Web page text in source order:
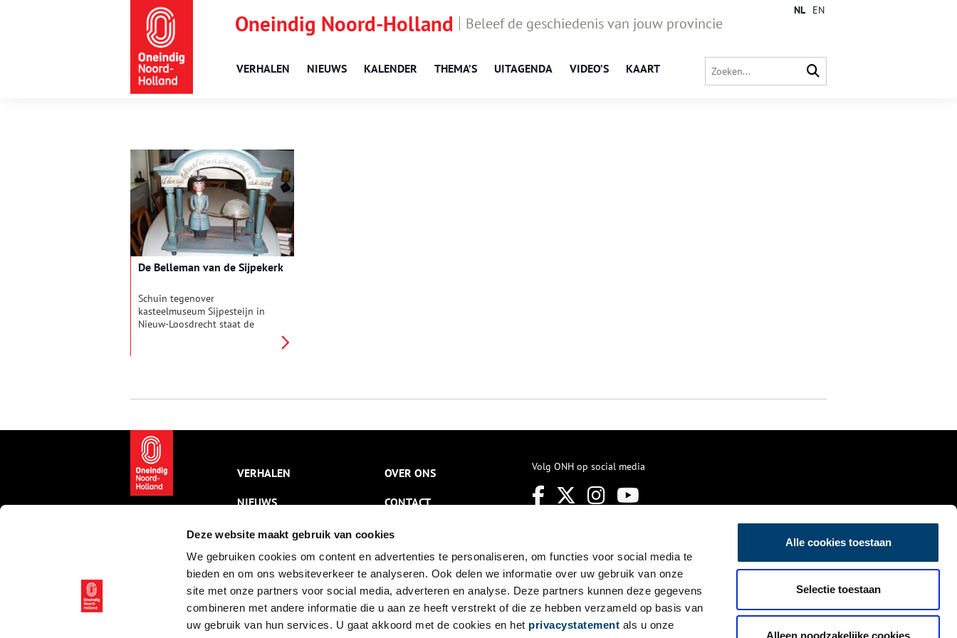
Deze website maakt gebruik van cookies
We gebruiken cookies om content en advertenties te personaliseren, om functies voor social media te
bieden en om ons websiteverkeer te analyseren. Ook delen we informatie over uw gebruik van onze
site met onze partners voor social media, adverteren en analyse. Deze partners kunnen deze gegevens
combineren met andere informatie die u aan ze heeft verstrekt of die ze hebben verzameld op basis van
uw gebruik van hun services. U gaat akkoord met de cookies en het privacystatement als u onze
Alle cookies toestaan
Selectie toestaan
Alleen noodzakelijke cookies
Oneindig Noord-Holland Beleef de geschiedenis van jouw provincie
VERHALEN NIEUWS KALENDER THEMA’S UITAGENDA VIDEO’S KAART
NL EN
De Belleman van de Sijpekerk
Schuin tegenover
kasteelmuseum Sijpesteijn in
Nieuw-Loosdrecht staat de
gebleven, zoals de Belleman,
dat het tijd was voor de
dominee om zijn preek af te
ronden.
VERHALEN
NIEUWS
KALENDER
THEMA’S
ACTIVITEITEN
VIDEO’S
OVER ONS
CONTACT
NIEUWSBRIEF
DISCLAIMER
PRIVACY
TOEGANKELIJKHEID
Volg ONH op social media